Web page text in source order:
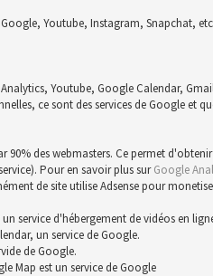
Youtube, Instagram, Snapchat,
Youtube, Google Calendar,
ce sont des services de Google et
des webmasters. Ce permet
Pour en savoir plus surGoogle
de site utilise Adsense pour
service d'hébergement de vidéos en
un service de Google.
de Google.
Map est un service de Google